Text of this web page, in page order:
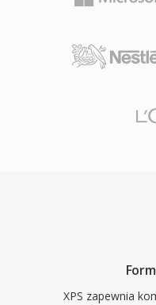
XPS zapewnia